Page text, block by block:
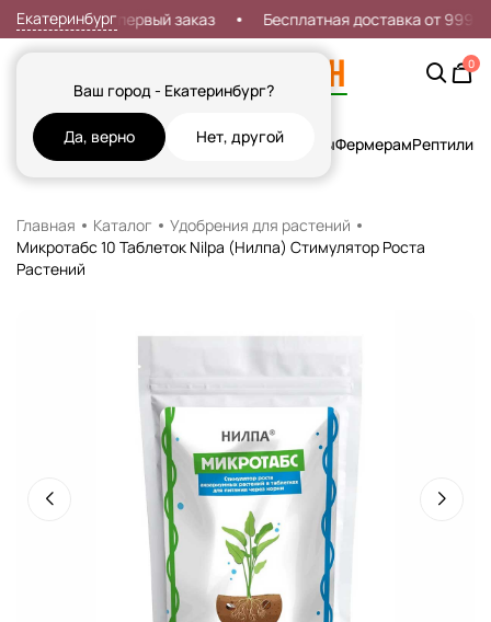
Екатеринбург
Ваш город - Екатеринбург?
Да, верно Нет, другой
Скидка 7% на первый заказ Бесплатная доставка от 999р
0
Кошки СобакиРыбы Грызуны и Хорьки ПтицыФермерамРептилии
Главная Каталог
Удобрения для растений
Микротабс 10 Таблеток Nilpa (Нилпа) Стимулятор Роста
Растений